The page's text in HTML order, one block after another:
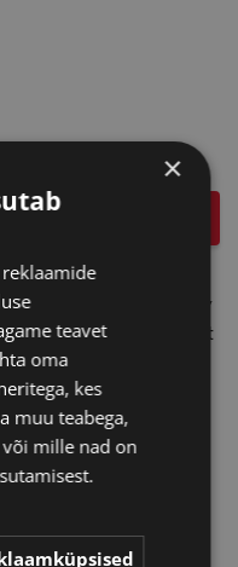
Italia srl are in
and essential safety
686 and subsequent
1, ANSI Z80.3-2015,
UV protection
can be found on the
×
teavet
oma
kes
muu teabega,
mille nad on